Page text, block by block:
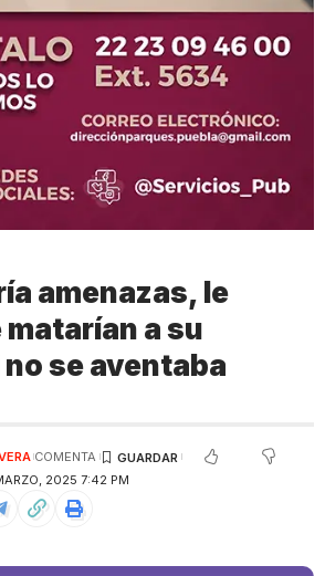
amenazas, le
a su
se aventaba
2025 7:42 PM
COMENTA